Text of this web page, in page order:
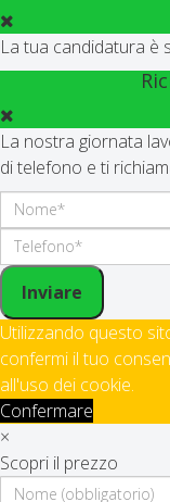
La tua candidatura è
La nostra giornata
di telefono e ti
Inviare
Utilizzando questo
confermi il tuo
all'uso dei cookie.
Confermare
×
Scopri il prezzo